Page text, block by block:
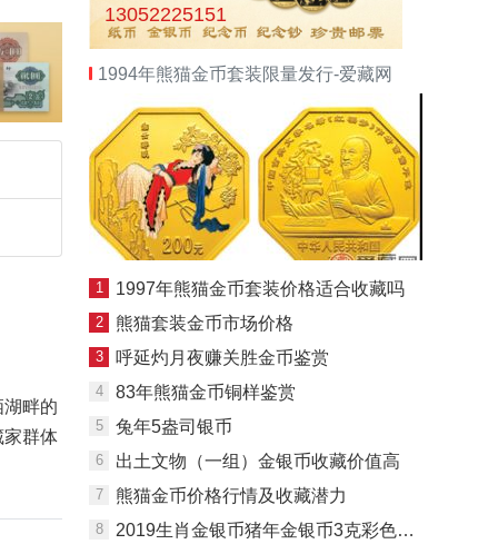
畔的
群体
13052225151
1994年熊猫金币套装限量发行-爱藏网
1 1997年熊猫金币套装价格适合收藏吗
2 熊猫套装金币市场价格
3 呼延灼月夜赚关胜金币鉴赏
4 83年熊猫金币铜样鉴赏
5 兔年5盎司银币
6 出土文物（一组）金银币收藏价值高
7 熊猫金币价格行情及收藏潜力
8 2019生肖金银币猪年金银币3克彩色金币